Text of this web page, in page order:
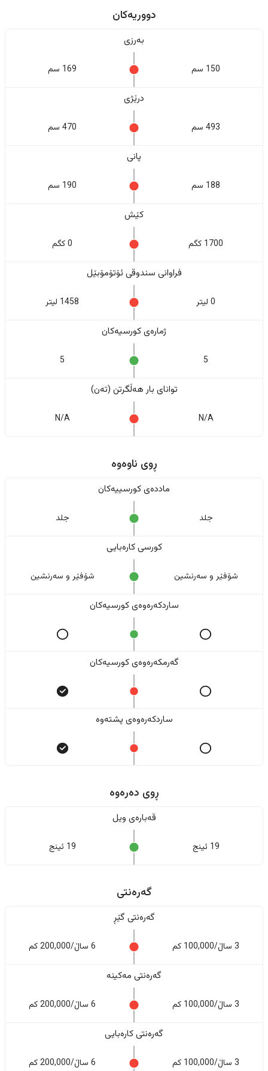
دووریەکان
بەرزی
150 سم 169 سم
درێژی
493 سم 470 سم
پانی
188 سم 190 سم
کێش
1700 کگم 0 کگم
فراوانی سندوقی ئۆتۆمۆبێل
0 لیتر 1458 لیتر
ژمارەی کورسیەکان
5
5
تواناى بار هەڵگرتن (تەن)
N/A
N/A
ڕوی ناوەوە
ماددەی کورسییەکان
جلد جلد
کورسی کارەبایی
شۆفێر و سەرنشین شۆفێر و سەرنشین
ساردکەرەوەی کورسیەکان
گەرمکەرەوەی کورسیەکان
ساردکەرەوەی پشتەوە
ڕوی دەرەوە
قەبارەی ویل
19 ئینج 19 ئینج
گەرەنتی
گەرەنتی گێڕ
3 ساڵ/100,000 کم 6 ساڵ/200,000 کم
گەرەنتی مەکینە
3 ساڵ/100,000 کم 6 ساڵ/200,000 کم
گەرەنتی کارەبایی
3 ساڵ/100,000 کم 6 ساڵ/200,000 کم